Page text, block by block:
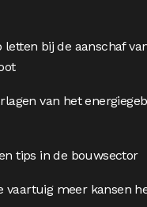
bij de aanschaf
van het
tips in de bouwsector
vaartuig meer kansen